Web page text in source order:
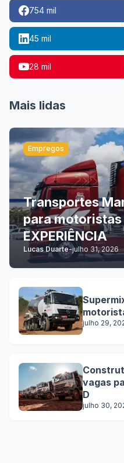
754 mil
45 mil
28 mil
Mais lidas
Empregos
Transportes
para
EXPERIÊNCIA
Lucas Duarte-julho 31, 2026
julho 29,
vagas
D
julho 30,